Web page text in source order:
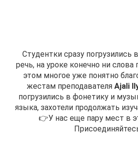
Студентки сразу погрузились
речь, на уроке конечно ни слова
этом многое уже понятно
жестам преподавателя Ajali
погрузились в фонетику и
языка, захотели продолжать
👉У нас еще пару мест в